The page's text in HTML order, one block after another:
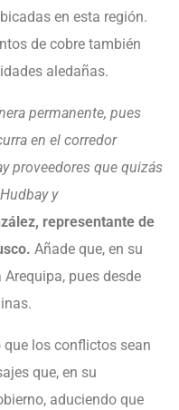
en esta región.
de cobre también
aledañas.
permanente, pues
en el corredor
proveedores que quizás
y
representante de
Añade que, en su
pues desde
que los conflictos sean
que, en su
aduciendo que